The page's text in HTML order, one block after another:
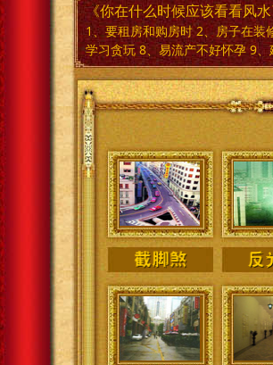
《你在什么时候应该看看风
1、要租房和购房时 2、房子在
学习贪玩 8、易流产不好怀孕 9